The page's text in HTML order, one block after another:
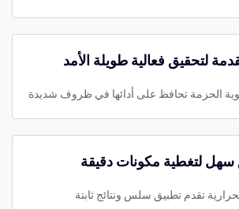
لتحقيق فعالية طويلة الأمد
الحزمة تحافظ على أدائها في ظروف شديدة
سهل لتغطية مكونات دقيقة
تقدم تطبيق سلس ونتائج ثابتة